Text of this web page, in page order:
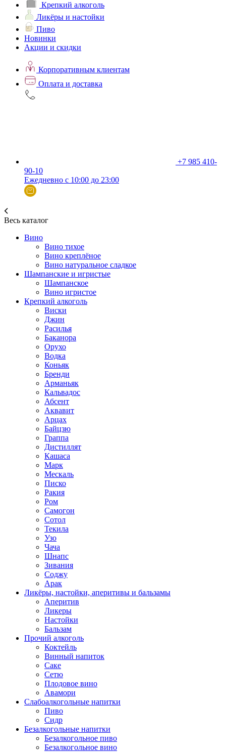
Крепкий алкоголь
Ликёры и настойки
Пиво
Новинки
Акции и скидки
Корпоративным клиентам
Оплата и доставка
+7 985 410-
90-10
Ежедневно с 10:00 до 23:00
Весь каталог
Вино
Вино тихое
Вино креплёное
Вино натуральное сладкое
Шампанские и игристые
Шампанское
Вино игристое
Крепкий алкоголь
Виски
Джин
Расилья
Баканора
Орухо
Водка
Коньяк
Бренди
Арманьяк
Кальвадос
Абсент
Аквавит
Арцах
Байцзю
Граппа
Дистиллят
Кашаса
Марк
Мескаль
Писко
Ракия
Ром
Самогон
Сотол
Текила
Узо
Чача
Шнапс
Зивания
Соджу
Арак
Ликёры, настойки, аперитивы и бальзамы
Аперитив
Ликеры
Настойки
Бальзам
Прочий алкоголь
Коктейль
Винный напиток
Саке
Сетю
Плодовое вино
Авамори
Слабоалкогольные напитки
Пиво
Сидр
Безалкогольные напитки
Безалкогольное пиво
Безалкогольное вино